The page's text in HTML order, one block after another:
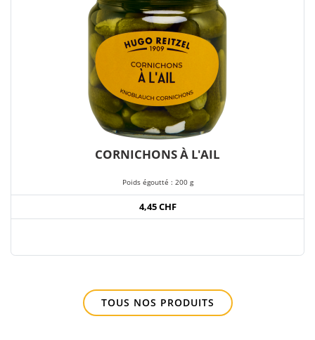
CORNICHONS À L'AIL
Poids égoutté : 200 g
4,45 CHF
TOUS NOS PRODUITS